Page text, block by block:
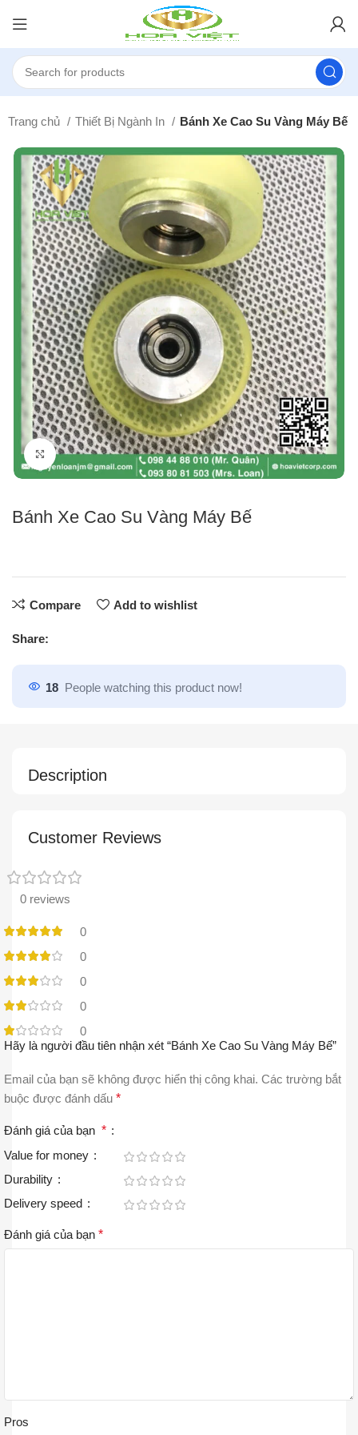
Trang chủ Thiết Bị Ngành In Bánh Xe Cao Su Vàng Máy Bế
Click to enlarge
Bánh Xe Cao Su Vàng Máy Bế
Compare Add to wishlist
Share:
18 People watching this product now!
Description
Customer Reviews
0 reviews
0
0
0
0
0
Hãy là người đầu tiên nhận xét “Bánh Xe Cao Su Vàng Máy Bế”
Email của bạn sẽ không được hiển thị công khai. Các trường bắt
buộc được đánh dấu *
Đánh giá của bạn *
Value for money
Durability
Delivery speed
Đánh giá của bạn *
Pros